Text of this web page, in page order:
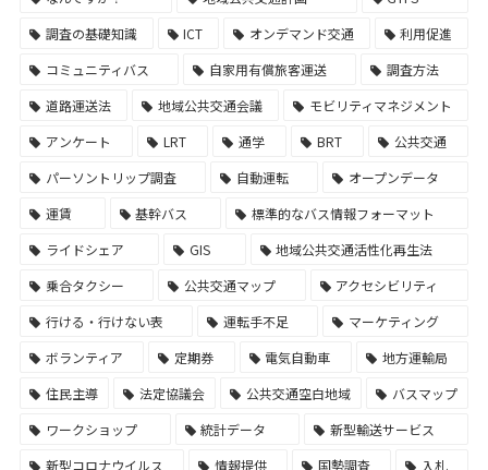
調査の基礎知識
ICT オンデマンド交通
利用促進
コミュニティバス
自家用有償旅客運送
調査方法
道路運送法
地域公共交通会議
モビリティマネジメント
アンケート
LRT 通学 BRT
公共交通
パーソントリップ調査
自動運転
オープンデータ
運賃
基幹バス
標準的なバス情報フォーマット
ライドシェア
GIS
地域公共交通活性化再生法
乗合タクシー
公共交通マップ
アクセシビリティ
行ける・行けない表
運転手不足
マーケティング
ボランティア
定期券 電気自動車
地方運輸局
住民主導
法定協議会 公共交通空白地域
バスマップ
ワークショップ
統計データ
新型輸送サービス
新型コロナウイルス
情報提供 国勢調査 入札